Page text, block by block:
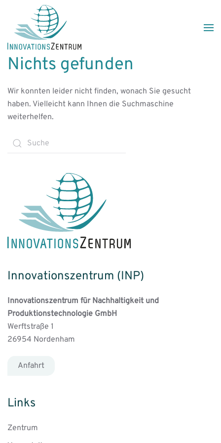
Skip to main content
Nichts gefunden
Wir konnten leider nicht finden, wonach Sie gesucht
haben. Vielleicht kann Ihnen die Suchmaschine
weiterhelfen.
Innovationszentrum (INP)
Innovationszentrum für Nachhaltigkeit und
Produktionstechnologie GmbH
Werftstraße 1
26954 Nordenham
Anfahrt
Links
Zentrum